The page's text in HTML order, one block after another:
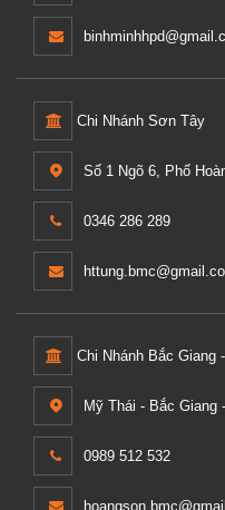
Chi Nhánh Sơn Tây
Số 1 Ngõ 6, Phố
0346 286 289
Chi Nhánh Bắc Giang
Mỹ Thái - Bắc Giang
0989 512 532